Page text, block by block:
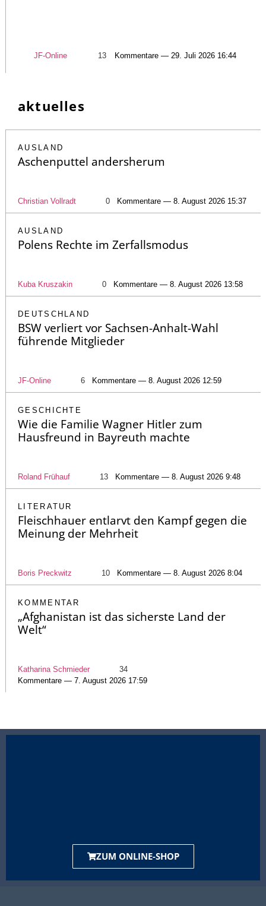
JF-Online 13 Kommentare — 29. Juli 2026 16:44
aktuelles
AUSLAND
Aschenputtel andersherum
Christian Vollradt 0 Kommentare — 8. August 2026 15:37
AUSLAND
Polens Rechte im Zerfallsmodus
Kuba Kruszakin 0 Kommentare — 8. August 2026 13:58
DEUTSCHLAND
BSW verliert vor Sachsen-Anhalt-Wahl
führende Mitglieder
JF-Online 6 Kommentare — 8. August 2026 12:59
GESCHICHTE
Wie die Familie Wagner Hitler zum
Hausfreund in Bayreuth machte
Roland Frühauf 13 Kommentare — 8. August 2026 9:48
LITERATUR
Fleischhauer entlarvt den Kampf gegen die
Meinung der Mehrheit
Boris Preckwitz 10 Kommentare — 8. August 2026 8:04
KOMMENTAR
„Afghanistan ist das sicherste Land der
Welt“
Katharina Schmieder
34
Kommentare — 7. August 2026 17:59
ZUM ONLINE-SHOP